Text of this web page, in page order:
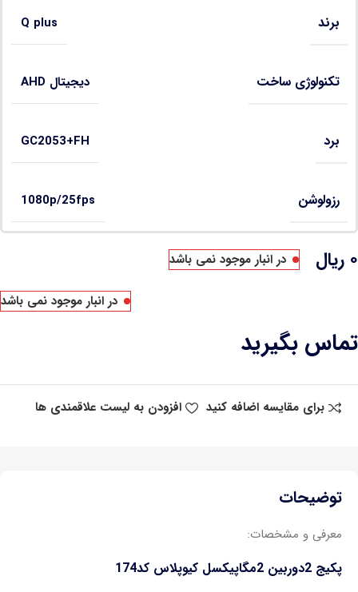
برند Q plus
تکنولوژی ساخت دیجیتال AHD
برد GC2053+FH
رزولوشن 1080p/25fps
۰ ریال در انبار موجود نمی باشد
در انبار موجود نمی باشد
تماس بگیرید
برای مقایسه اضافه کنید افزودن به لیست علاقمندی ها
توضیحات
معرفی و مشخصات:
پکیج 2دوربین 2مگاپیکسل کیوپلاس کد174